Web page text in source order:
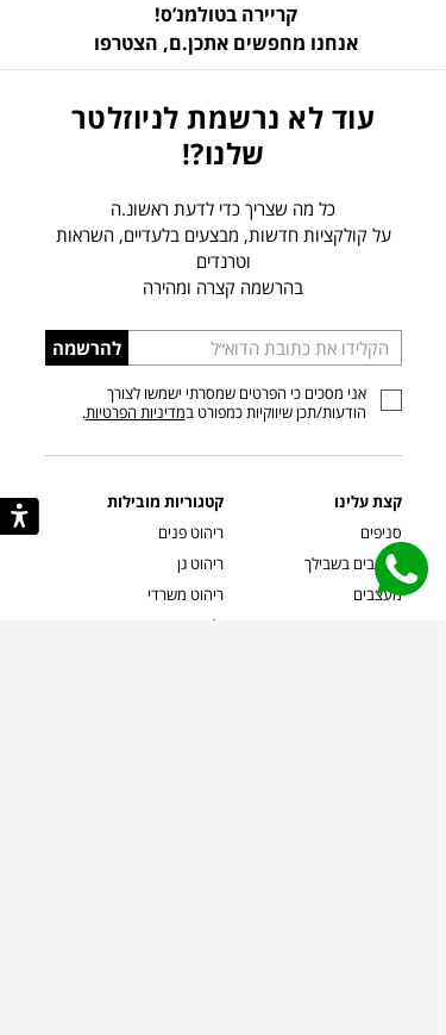
קריירה בטולמנ’ס!
אנחנו מחפשים אתכן.ם, הצטרפו
עוד לא נרשמת לניוזלטר
שלנו?!
כל מה שצריך כדי לדעת ראשונ.ה
על קולקציות חדשות, מבצעים בלעדיים, השראות
וטרנדים
בהרשמה קצרה ומהירה
הכניסו
כתובת
דוא”ל
להרשמה
אני מסכים כי הפרטים שמסרתי ישמשו לצורך
הודעות/תכן שיווקיות כמפורט במדיניות הפרטיות.
קצת עלינו
סניפים
מעצבים בשבילך
מעצבים
קטגוריות מובילות
ריהוט פנים
ריהוט גן
ריהוט משרדי
ילדים